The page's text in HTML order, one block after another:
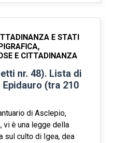
E STATI
E CITTADINANZA
nr. 48). Lista di
(tra 210
di Asclepio,
vi è una legge della
sul culto di Igea, dea